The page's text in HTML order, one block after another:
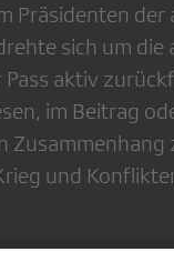
Präsidenten der
sich um die
aktiv
im Beitrag
Zusammenhang
und